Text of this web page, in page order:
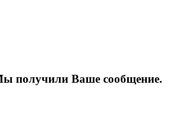
получили Ваше сообщение.